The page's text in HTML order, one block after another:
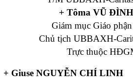
+ Tôma VŨ
Giám mục Giáo
Chủ tịch UBBAXH-
Trực thuộc
+ Giuse NGUYỄN CHÍ LINH